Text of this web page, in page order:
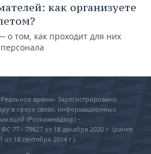
как организуете
о том, как проходит для них
время» Зарегистрировано
в сфере связи, информационных
(Роскомнадзор) –
77 - 79627 от 18 декабря 2020 г. (ранее
18 сентября 2014 г.)